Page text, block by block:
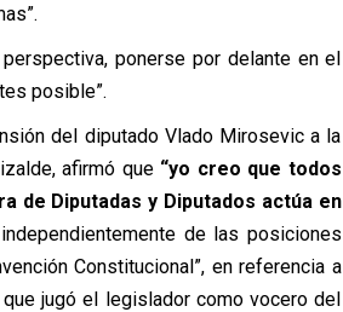
ponerse por delante en el
posible”.
del diputado Vlado Mirosevic a la
afirmó que “yo creo que todos
de Diputadas y Diputados actúa en
de las posiciones
Constitucional”, en referencia a
jugó el legislador como vocero del